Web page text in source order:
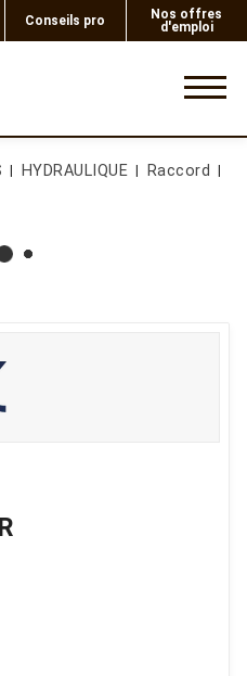
Conseils pro
Nos offres
d'emploi
HYDRAULIQUE Raccord